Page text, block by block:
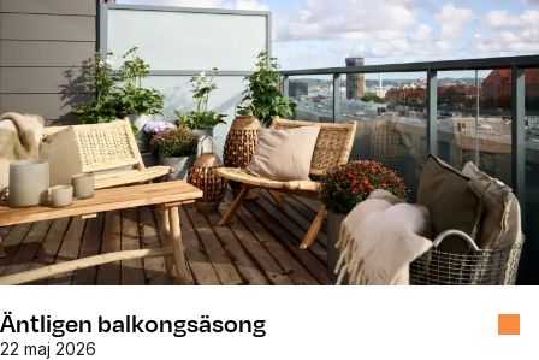
Äntligen balkongsäsong
22 maj 2026